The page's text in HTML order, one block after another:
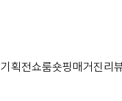
기획전쇼룸숏핑 매거진 리